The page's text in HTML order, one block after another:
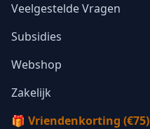
Veelgestelde Vragen
Subsidies
Webshop
Zakelijk
🎁 Vriendenkorting (€75)